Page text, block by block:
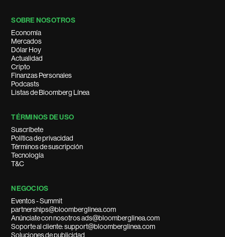
SOBRE NOSOTROS
Economía
Mercados
Dólar Hoy
Actualidad
Cripto
Finanzas Personales
Podcasts
Listas de Bloomberg Línea
TÉRMINOS DE USO
Suscríbete
Política de privacidad
Términos de suscripción
Tecnología
T&C
NEGOCIOS
Eventos - Summit
partnerships@bloomberglinea.com
Anúnciate con nosotros ads@bloomberglinea.com
Soporte al cliente: support@bloomberglinea.com
Soluciones de publicidad